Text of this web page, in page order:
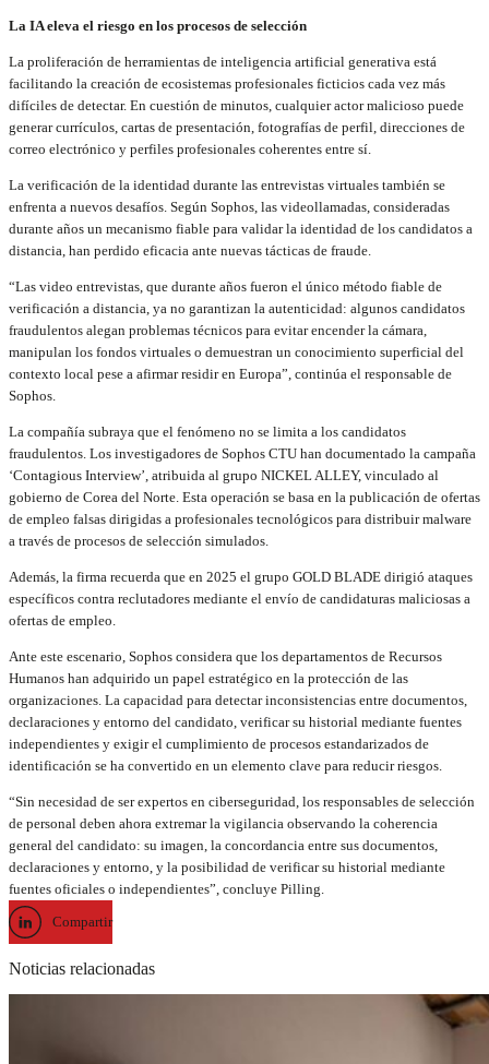
La IA eleva el riesgo en los procesos de selección
La proliferación de herramientas de inteligencia artificial generativa está
facilitando la creación de ecosistemas profesionales ficticios cada vez más
difíciles de detectar. En cuestión de minutos, cualquier actor malicioso puede
generar currículos, cartas de presentación, fotografías de perfil, direcciones de
correo electrónico y perfiles profesionales coherentes entre sí.
La verificación de la identidad durante las entrevistas virtuales también se
enfrenta a nuevos desafíos. Según Sophos, las videollamadas, consideradas
durante años un mecanismo fiable para validar la identidad de los candidatos a
distancia, han perdido eficacia ante nuevas tácticas de fraude.
“Las video entrevistas, que durante años fueron el único método fiable de
verificación a distancia, ya no garantizan la autenticidad: algunos candidatos
fraudulentos alegan problemas técnicos para evitar encender la cámara,
manipulan los fondos virtuales o demuestran un conocimiento superficial del
contexto local pese a afirmar residir en Europa”, continúa el responsable de
Sophos.
La compañía subraya que el fenómeno no se limita a los candidatos
fraudulentos. Los investigadores de Sophos CTU han documentado la campaña
‘Contagious Interview’, atribuida al grupo NICKEL ALLEY, vinculado al
gobierno de Corea del Norte. Esta operación se basa en la publicación de ofertas
de empleo falsas dirigidas a profesionales tecnológicos para distribuir malware
a través de procesos de selección simulados.
Además, la firma recuerda que en 2025 el grupo GOLD BLADE dirigió ataques
específicos contra reclutadores mediante el envío de candidaturas maliciosas a
ofertas de empleo.
Ante este escenario, Sophos considera que los departamentos de Recursos
Humanos han adquirido un papel estratégico en la protección de las
organizaciones. La capacidad para detectar inconsistencias entre documentos,
declaraciones y entorno del candidato, verificar su historial mediante fuentes
independientes y exigir el cumplimiento de procesos estandarizados de
identificación se ha convertido en un elemento clave para reducir riesgos.
“Sin necesidad de ser expertos en ciberseguridad, los responsables de selección
de personal deben ahora extremar la vigilancia observando la coherencia
general del candidato: su imagen, la concordancia entre sus documentos,
declaraciones y entorno, y la posibilidad de verificar su historial mediante
fuentes oficiales o independientes”, concluye Pilling.
Compartir
Noticias relacionadas